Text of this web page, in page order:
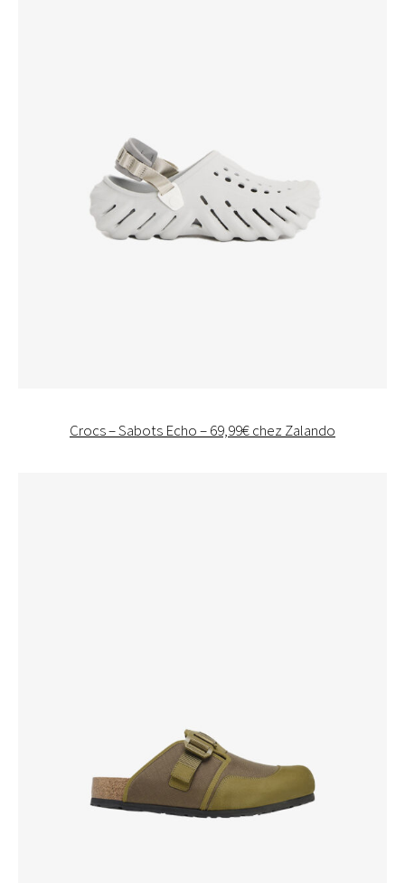
Crocs – Sabots Echo – 69,99€ chez Zalando